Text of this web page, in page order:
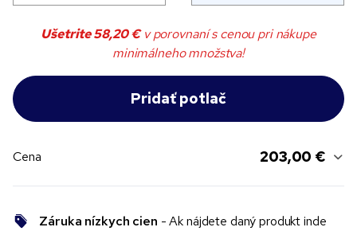
Ušetrite58,20 €v porovnaní s cenou pri nákupe
minimálneho množstva!
Cena 203,00 €
Záruka nízkych cien - Ak nájdete daný produkt inde